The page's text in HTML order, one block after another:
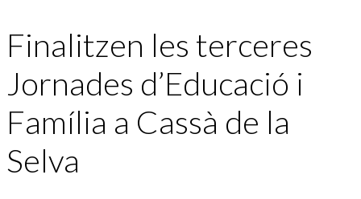
Finalitzen les terceres
Jornades d’Educació i
Família a Cassà de la
Selva